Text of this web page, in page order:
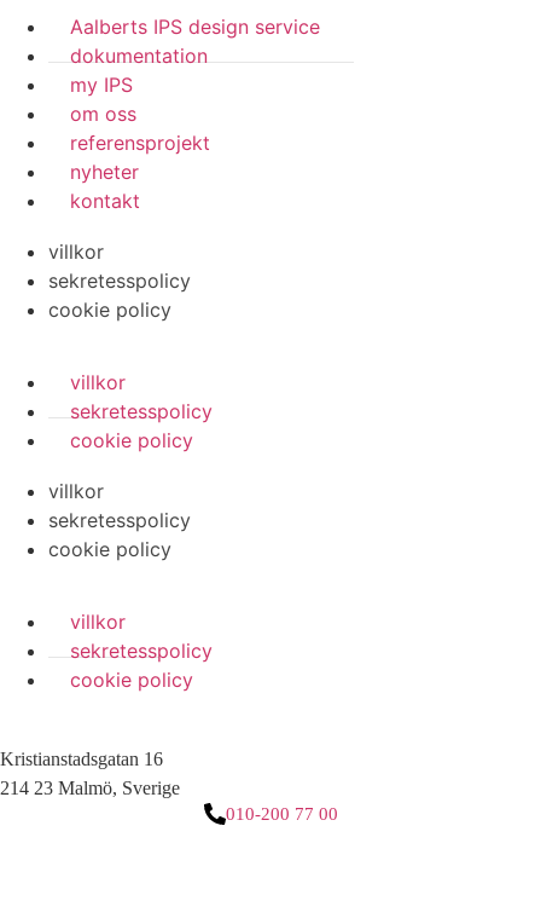
Aalberts IPS design service
dokumentation
my IPS
om oss
referensprojekt
nyheter
kontakt
villkor
sekretesspolicy
cookie policy
villkor
sekretesspolicy
cookie policy
villkor
sekretesspolicy
cookie policy
villkor
sekretesspolicy
cookie policy
Kristianstadsgatan 16
214 23 Malmö, Sverige
010-200 77 00